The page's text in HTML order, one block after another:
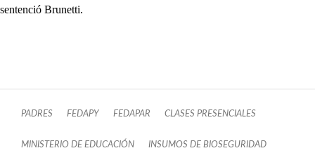
sentenció Brunetti.
PADRES FEDAPY FEDAPAR CLASES PRESENCIALES
MINISTERIO DE EDUCACIÓN INSUMOS DE BIOSEGURIDAD